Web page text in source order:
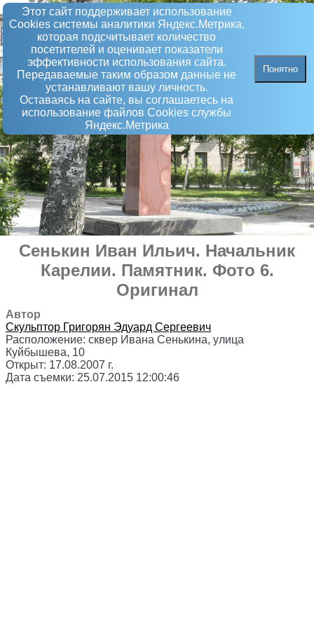
Этот сайт поддерживает использование
Сookies системы аналитики Яндекс.Метрика,
которая подсчитывает количество
посетителей и оценивает показатели
эффективности использования сайта.
Передаваемые таким образом данные не
устанавливают вашу личность.
Оставаясь на сайте, вы соглашаетесь на
использование файлов Сookies службы
Яндекс.Метрика
Понятно
Сенькин Иван Ильич. Начальник
Карелии. Памятник. Фото 6.
Оригинал
Автор
Скульптор Григорян Эдуард Сергеевич
Расположение: сквер Ивана Сенькина, улица
Куйбышева, 10
Открыт: 17.08.2007 г.
Дата съемки: 25.07.2015 12:00:46